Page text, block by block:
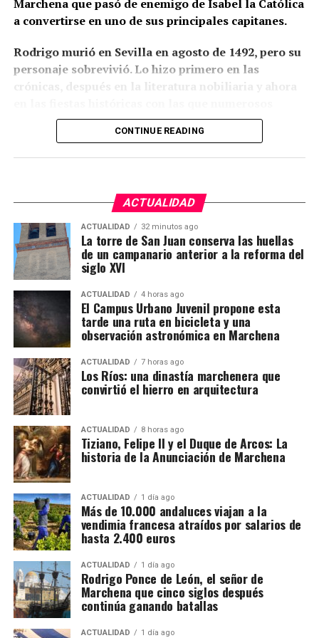
De Tiziano a Vasco Pereira
Vasco Pereira, un pintor portugués afincado en
Sevilla, fue testigo del impacto que Tiziano tenía en
la corte.Su Anunciaciónde 1576 es una copia
reinterpretada de la obra del maestro veneciano,y fue
encargada para la Iglesia de San Juan Bautista de
Marchena por los Duques de Arcos.
La clave está enLuis Cristóbal Ponce de León,
Duque de Arcos, quien mantenía una relación
privilegiada con los Habsburgo.
y Felipe IIle aseguró un lugar en elcírculo cercano de
la monarquía, y fue precisamente esta conexión la que
propició la llegada de la copia de Pereira al Palacio
Ducal de Marchena.
14,50 euros brutos, dependiendo de la finca y del
trabajo realizado.
CCOO calcula unos ingresos de entre 1.900 y 2.337
euros netos mensuales, que pueden aproximarse a
La jornada ordinaria es de 35 horas semanales. Las
horas adicionales deben pagarse con los siguientes
De la hora 36 a la 43: un 25% más.
Desde la hora 44: un 50% más.
El contrato también debe incluir una compensación
por vacaciones de al menos el 10% del salario bruto.
Alojamiento, comida y
transporte
No todas las explotaciones ofrecen las mismas
condiciones. Algunas proporcionan alojamiento y
comida gratuitamente, otras solamente vivienda o
una comida diaria y también existen contratos sin
manutención ni alojamiento.
El trabajador debe comprobar antes de salir:
Salario bruto por hora.
Duración mínima del contrato.
Horario y pago de horas extraordinarias.
Condiciones del alojamiento.
Comidas incluidas.
Transporte hasta las parcelas.
Marchena que pasó de enemigo de Isabel la Católica
a convertirse en uno de sus principales capitanes.
Rodrigo murió en Sevilla en agosto de 1492, pero su
personaje sobrevivió. Lo hizo primero en las
crónicas, después en la literatura nobiliaria y ahora
municipios andaluces reconstruyen su pasado. Como
el Cid, sigue ganando batallas después de muerto,
aunque sus victorias actuales ya no se libran con
CONTINUE READING
ACTUALIDAD
ACTUALIDAD 32 minutos ago
La torre de San Juan conserva las huellas
de un campanario anterior a la reforma del
siglo XVI
ACTUALIDAD 4 horas ago
El Campus Urbano Juvenil propone esta
tarde una ruta en bicicleta y una
observación astronómica en Marchena
ACTUALIDAD 7 horas ago
Los Ríos: una dinastía marchenera que
convirtió el hierro en arquitectura
ACTUALIDAD 8 horas ago
Tiziano, Felipe II y el Duque de Arcos: La
historia de la Anunciación de Marchena
ACTUALIDAD 1 día ago
Más de 10.000 andaluces viajan a la
vendimia francesa atraídos por salarios de
hasta 2.400 euros
ACTUALIDAD 1 día ago
Rodrigo Ponce de León, el señor de
Marchena que cinco siglos después
continúa ganando batallas
ACTUALIDAD 1 día ago